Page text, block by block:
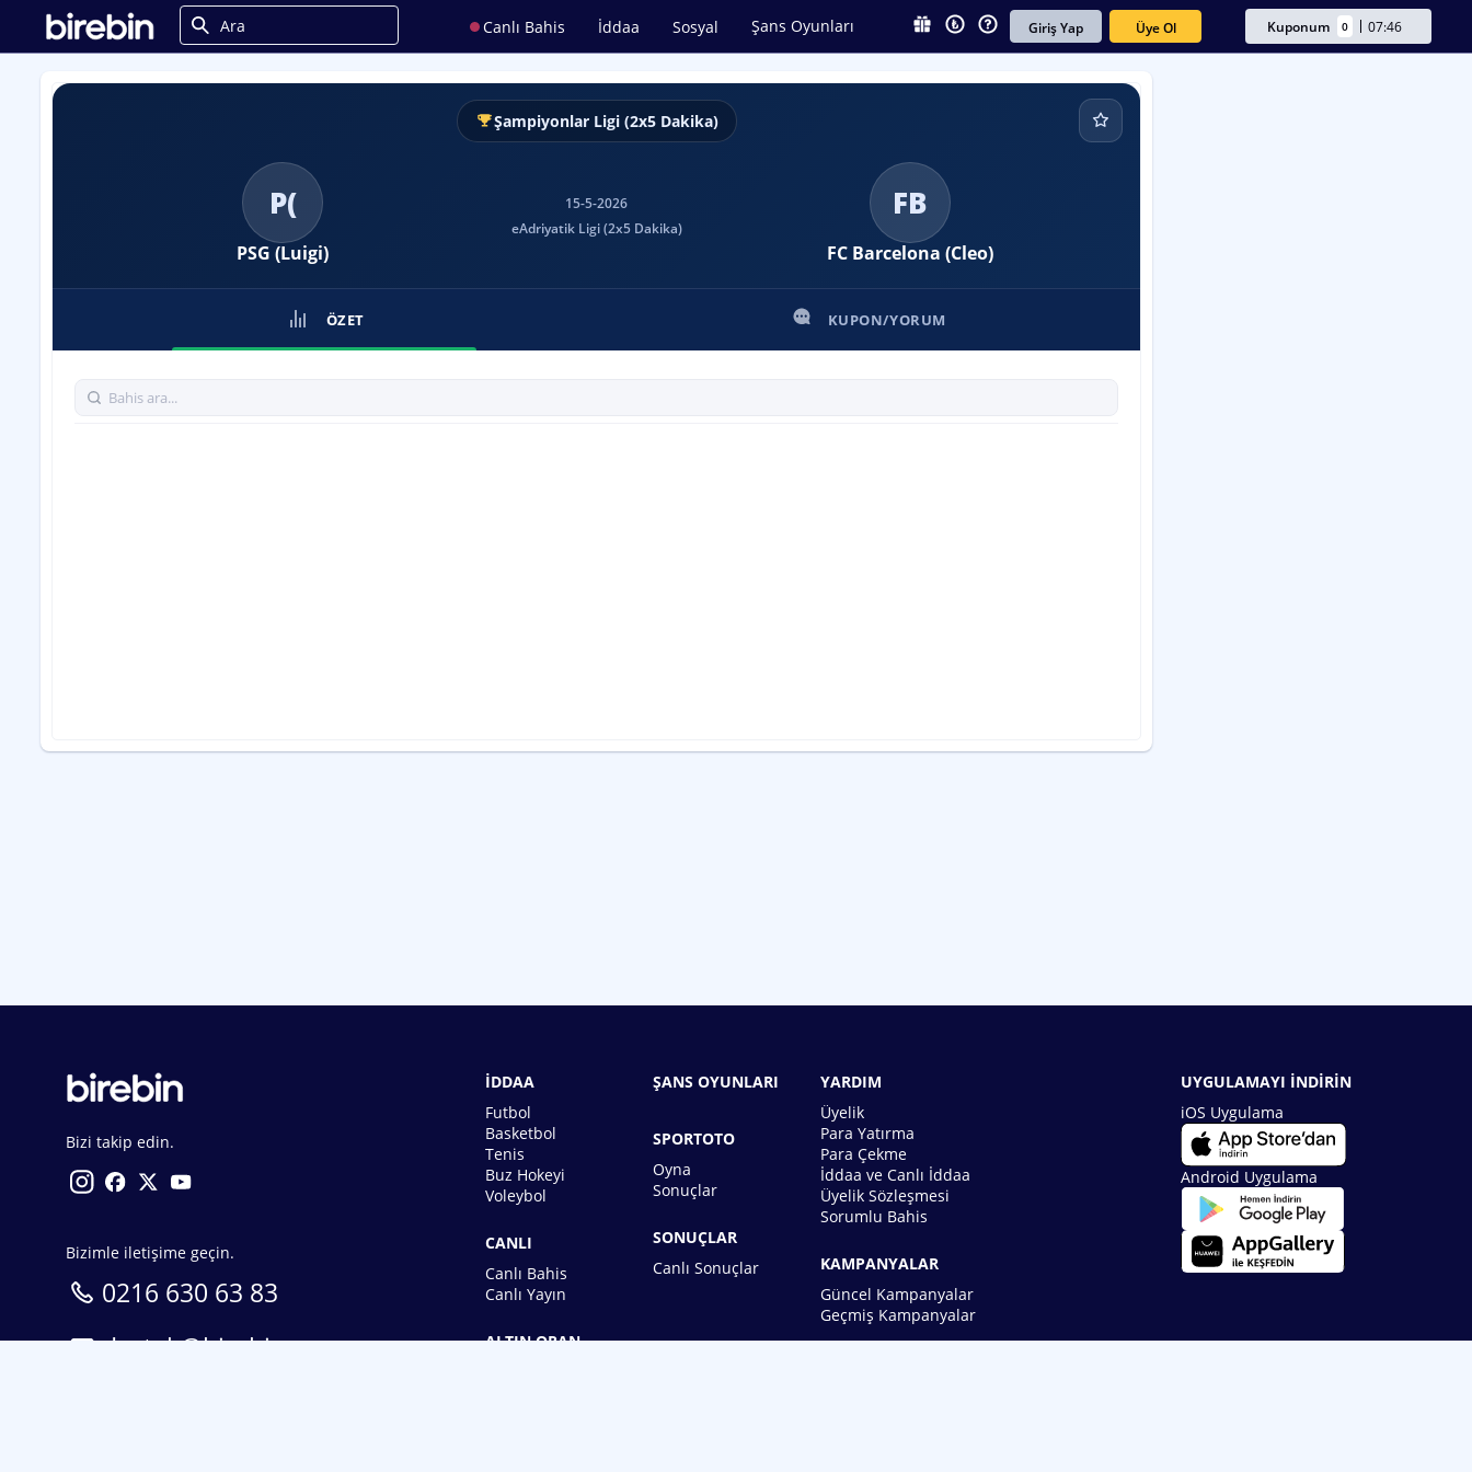
Canlı Bahis İddaa Sosyal Şans Oyunları Giriş Yap Üye Ol Kuponum 0 07:46
Şampiyonlar Ligi (2x5 Dakika)
P(
PSG (Luigi)
15-5-2026
eAdriyatik Ligi (2x5 Dakika)
FB
FC Barcelona (Cleo)
ÖZET KUPON/YORUM
Bizi takip edin.
Bizimle iletişime geçin.
0216 630 63 83
destek@birebin.com
İDDAA
Futbol
Basketbol
Tenis
Buz Hokeyi
Voleybol
CANLI
Canlı Bahis
Canlı Yayın
ALTIN ORAN
ŞANS OYUNLARI
SPORTOTO
Oyna
Sonuçlar
SONUÇLAR
Canlı Sonuçlar
YARDIM
Üyelik
Para Yatırma
Para Çekme
İddaa ve Canlı İddaa
Üyelik Sözleşmesi
Sorumlu Bahis
KAMPANYALAR
Güncel Kampanyalar
Geçmiş Kampanyalar
UYGULAMAYI İNDİRİN
iOS Uygulama
Android Uygulama